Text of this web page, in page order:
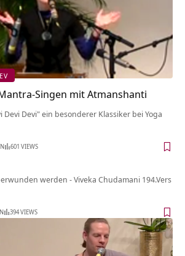
Singen mit Atmanshanti
Devi" ein besonderer Klassiker bei Yoga
601 VIEWS
werden - Viveka Chudamani 194.Vers
394 VIEWS